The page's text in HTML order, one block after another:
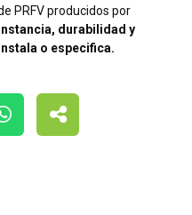
PRFV producidos por
durabilidad y
o especifica.